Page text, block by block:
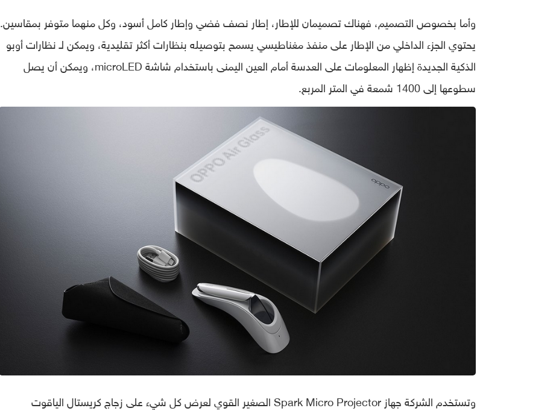
وأما بخصوص التصميم، فهناك تصميمان للإطار، إطار نصف فضي وإطار كامل أسود، وكل منهما متوفر بمقاسين.
يحتوي الجزء الداخلي من الإطار على منفذ مغناطيسي يسمح بتوصيله بنظارات أكثر تقليدية، ويمكن لـ نظارات أوبو
الذكية الجديدة إظهار المعلومات على العدسة أمام العين اليمنى باستخدام شاشة microLED، ويمكن أن يصل
سطوعها إلى 1400 شمعة في المتر المربع.
وتستخدم الشركة جهاز Spark Micro Projector الصغير القوي لعرض كل شيء على زجاج كريستال الياقوت